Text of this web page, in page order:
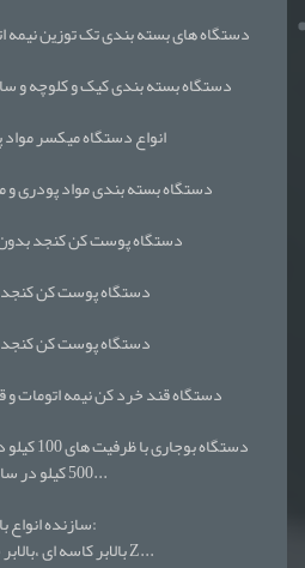
دستگاه های بسته بندی تک توزین نیمه
دستگاه بسته بندی کیک و کلوچه و
انواع دستگاه میکسر مواد پودری و مایعات
دستگاه بسته بندی مواد پودری
دستگاه پوست کن کنجد
دستگاه پوست کن کنجد
دستگاه قند خرد کن نیمه اتومات و
500 کیلو در ساعت و...
سازنده انواع بالابر:
بالابر کاسه ای ،بالابر حلزونی،بالابر Z...